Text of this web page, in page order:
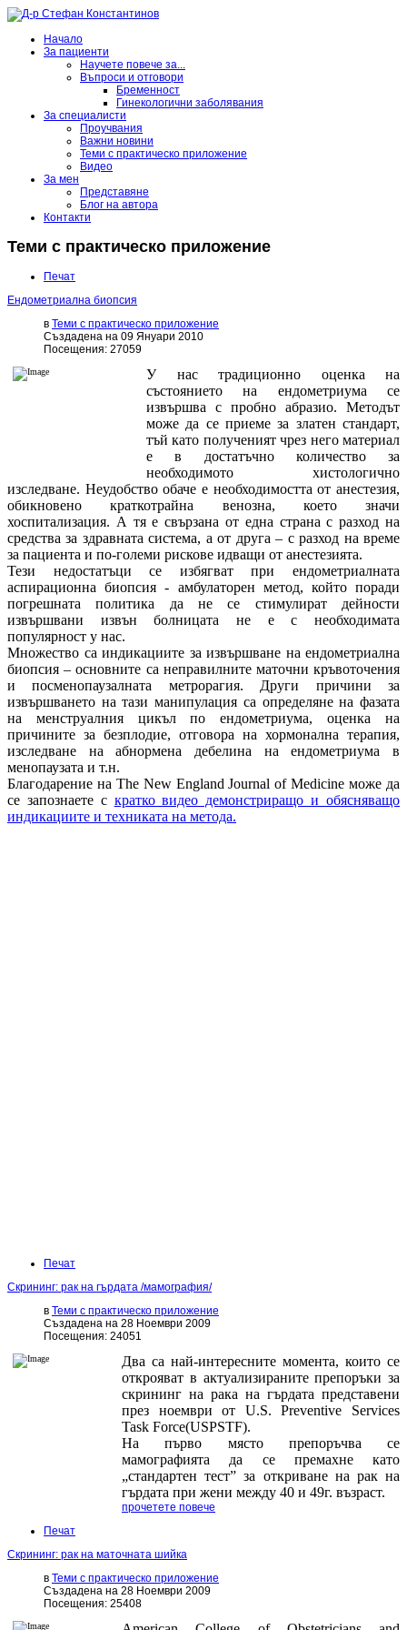
Начало
За пациенти
Научете повече за...
Въпроси и отговори
Бременност
Гинекологични заболявания
За специалисти
Проучвания
Важни новини
Теми с практическо приложение
Видео
За мен
Представяне
Блог на автора
Контакти
Теми с практическо приложение
Печат
Ендометриална биопсия
в Теми с практическо приложение
Създадена на 09 Януари 2010
Посещения: 27059
У нас традиционно оценка на
състоянието на ендометриума се
извършва с пробно абразио. Методът
може да се приеме за златен стандарт,
тъй като полученият чрез него материал
е в достатъчно количество за
необходимото хистологично
изследване. Неудобство обаче е необходимостта от анестезия,
обикновено краткотрайна венозна, което значи
хоспитализация. А тя е свързана от една страна с разход на
средства за здравната система, а от друга – с разход на време
за пациента и по-големи рискове идващи от анестезията.
Тези недостатъци се избягват при ендометриалната
аспирационна биопсия - амбулаторен метод, който поради
погрешната политика да не се стимулират дейности
извършвани извън болницата не е с необходимата
популярност у нас.
Множество са индикациите за извършване на ендометриална
биопсия – основните са неправилните маточни кръвоточения
и посменопаузалната метрорагия. Други причини за
извършването на тази манипулация са определяне на фазата
на менструалния цикъл по ендометриума, оценка на
причините за безплодие, отговора на хормонална терапия,
изследване на абнормена дебелина на ендометриума в
менопаузата и т.н.
Благодарение на The New England Journal of Medicine може да
се запознаете с кратко видео демонстриращо и обясняващо
индикациите и техниката на метода.
Печат
Скрининг: рак на гърдата /мамография/
в Теми с практическо приложение
Създадена на 28 Ноември 2009
Посещения: 24051
Два са най-интересните момента, които се
открояват в актуализираните препоръки за
скрининг на рака на гърдата представени
през ноември от U.S. Preventive Services
Task Force(USPSTF).
На първо място препоръчва се
мамографията да се премахне като
„стандартен тест” за откриване на рак на
гърдата при жени между 40 и 49г. възраст.
прочетете повече
Печат
Скрининг: рак на маточната шийка
в Теми с практическо приложение
Създадена на 28 Ноември 2009
Посещения: 25408